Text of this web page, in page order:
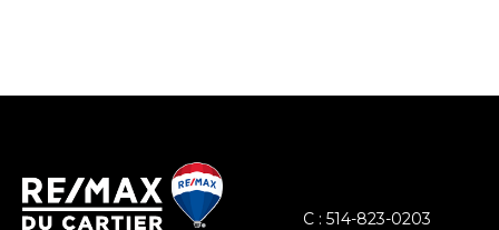
C : 514-823-0203